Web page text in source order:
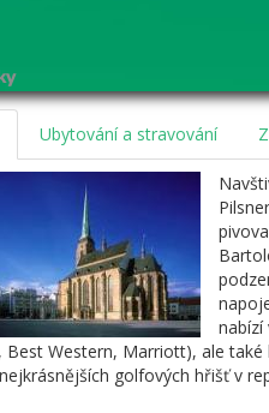
Ubytování a stravování
nabízí
Best Western, Marriott), ale
golfových hřišť v